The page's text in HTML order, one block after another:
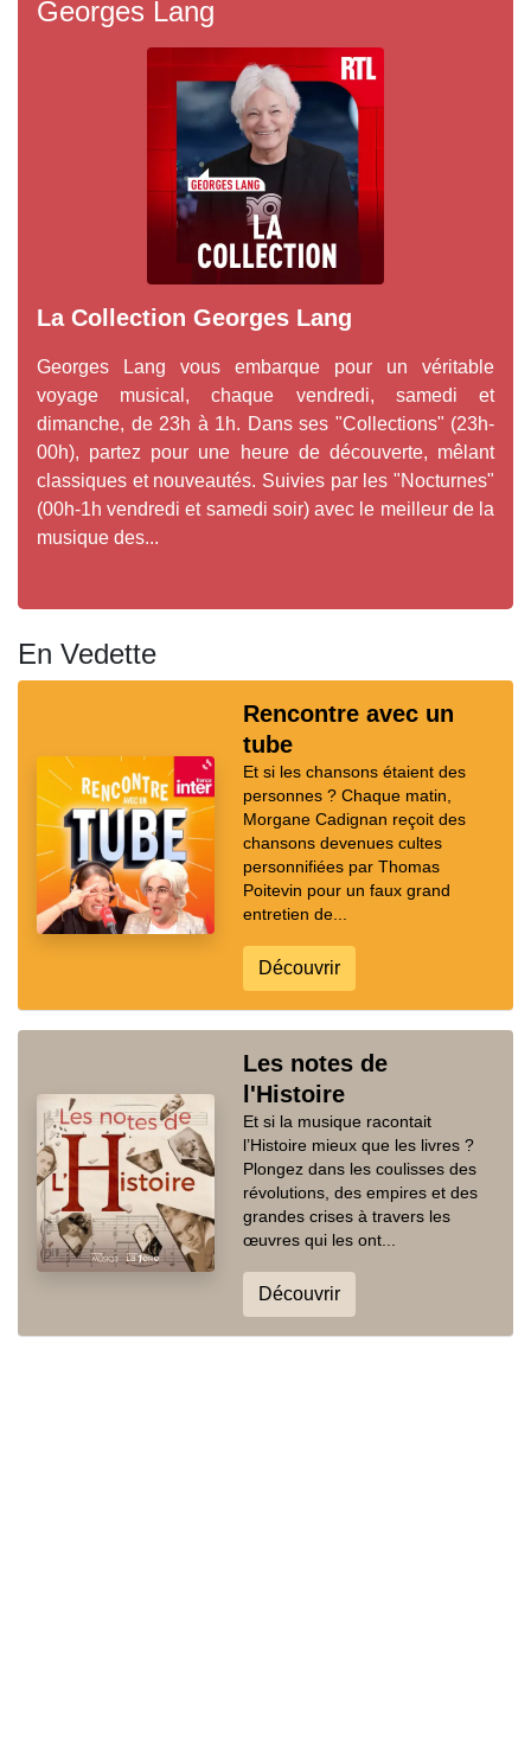
Georges Lang
La Collection Georges Lang
Georges Lang vous embarque pour un véritable
voyage musical, chaque vendredi, samedi et
dimanche, de 23h à 1h. Dans ses "Collections" (23h-
00h), partez pour une heure de découverte, mêlant
classiques et nouveautés. Suivies par les "Nocturnes"
(00h-1h vendredi et samedi soir) avec le meilleur de la
musique des...
En Vedette
Rencontre avec un
tube
Et si les chansons étaient des
personnes ? Chaque matin,
Morgane Cadignan reçoit des
chansons devenues cultes
personnifiées par Thomas
Poitevin pour un faux grand
entretien de...
Découvrir
Les notes de
l'Histoire
Et si la musique racontait
l’Histoire mieux que les livres ?
Plongez dans les coulisses des
révolutions, des empires et des
grandes crises à travers les
œuvres qui les ont...
Découvrir